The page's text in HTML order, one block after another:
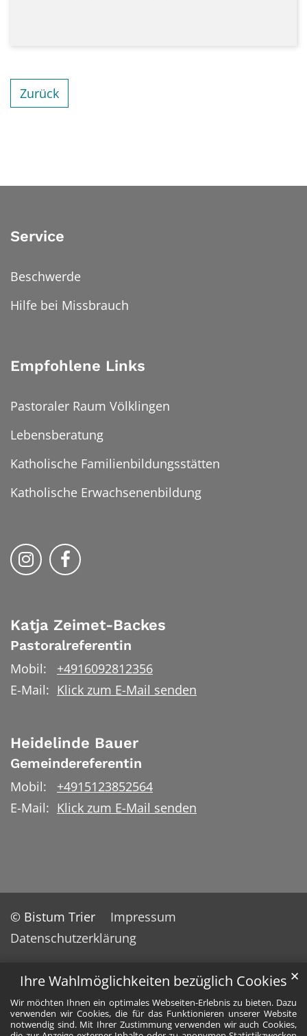
Ihre Wahlmöglichkeiten bezüglich Cookies
Wir möchten Ihnen ein optimales Webseiten-Erlebnis zu bieten. Dazu
verwenden wir Cookies, die für das Funktionieren unserer Website
notwendig sind. Mit Ihrer Zustimmung verwenden wir auch Cookies,
✕
Zurück
Service
Beschwerde
Hilfe bei Missbrauch
Empfohlene Links
Pastoraler Raum Völklingen
Lebensberatung
Katholische Familienbildungsstätten
Katholische Erwachsenenbildung
Folge uns auf Instragram
Folge uns auf Facebook
Katja Zeimet-Backes
Pastoralreferentin
Mobil:
+4916092812356
E-Mail: Klick zum E-Mail senden
Heidelinde Bauer
Gemeindereferentin
Mobil:
+4915123852564
E-Mail: Klick zum E-Mail senden
© Bistum Trier
Impressum
Datenschutzerklärung